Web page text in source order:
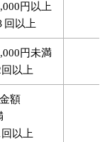
円以上
回以上
円未満
以上
額
以上